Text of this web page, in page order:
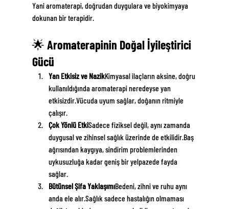
Yani aromaterapi, doğrudan duygulara ve biyokimyaya
dokunan bir terapidir.
🌟 Aromaterapinin Doğal İyileştirici
Gücü
Yan Etkisiz ve NazikKimyasal ilaçların aksine, doğru
kullanıldığında aromaterapi neredeyse yan
etkisizdir.Vücuda uyum sağlar, doğanın ritmiyle
çalışır.
Çok Yönlü EtkiSadece fiziksel değil, aynı zamanda
duygusal ve zihinsel sağlık üzerinde de etkilidir.Baş
ağrısından kaygıya, sindirim problemlerinden
uykusuzluğa kadar geniş bir yelpazede fayda
sağlar.
Bütünsel Şifa YaklaşımıBedeni, zihni ve ruhu aynı
anda ele alır.Sağlık sadece hastalığın olmaması